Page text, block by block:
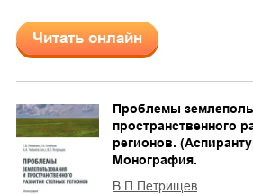
Читать онлайн
Проблемы
пространственного
регионов.
Монография.
В П Петрищев